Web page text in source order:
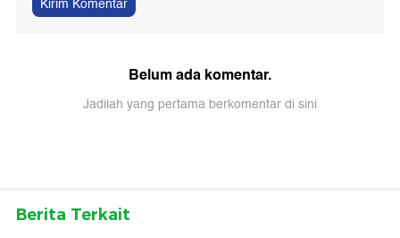
Belum ada komentar.
Jadilah yang pertama berkomentar di sini
Berita Terkait